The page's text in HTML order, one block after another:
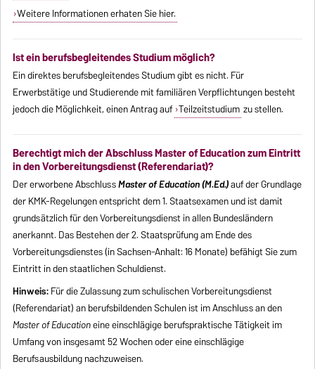
Weitere Informationen erhaten Sie hier.
Ist ein berufsbegleitendes Studium möglich?
Ein direktes berufsbegleitendes Studium gibt es nicht. Für
Erwerbstätige und Studierende mit familiären Verpflichtungen besteht
jedoch die Möglichkeit, einen Antrag auf Teilzeitstudium zu stellen.
Berechtigt mich der Abschluss Master of Education zum Eintritt
in den Vorbereitungsdienst (Referendariat)?
Der erworbene AbschlussMaster of Education (M.Ed.)auf der Grundlage
der KMK-Regelungenentspricht dem 1. Staatsexamen und ist damit
grundsätzlich für den Vorbereitungsdienst in allen Bundesländern
anerkannt. Das Bestehen der 2. Staatsprüfung am Ende des
Vorbereitungsdienstes (in Sachsen-Anhalt: 16 Monate) befähigt Sie zum
Eintritt in den staatlichen Schuldienst.
Hinweis:Für die Zulassung zum schulischen Vorbereitungsdienst
(Referendariat) an berufsbildenden Schulen ist im Anschluss an den
Master of Educationeine einschlägige berufspraktische Tätigkeit im
Umfang von insgesamt 52 Wochen oder eine einschlägige
Berufsausbildung nachzuweisen.